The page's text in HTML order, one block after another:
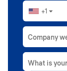
+1 ▼
Company
What is